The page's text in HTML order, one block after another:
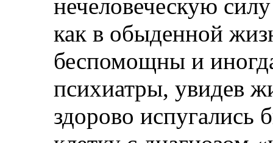
нечеловеческую
как в обыденной
беспомощны и
психиатры, увидев
здорово испугались